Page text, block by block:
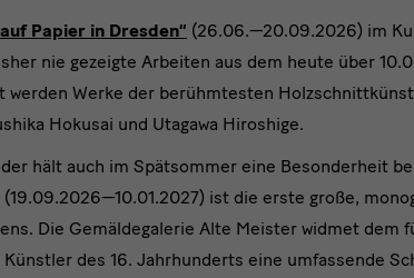
Papier in Dresden“ (26.06.—20.09.2026) im
nie gezeigte Arbeiten aus dem heute über
werden Werke der berühmtesten
Hokusai und Utagawa Hiroshige.
hält auch im Spätsommer eine Besonderheit
(19.09.2026—10.01.2027) ist die erste große,
Die Gemäldegalerie Alte Meister widmet dem
des 16. Jahrhunderts eine umfassende